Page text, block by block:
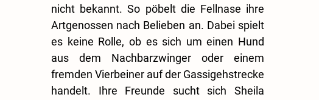
nicht bekannt. So pöbelt die Fellnase ihre
Artgenossen nach Belieben an. Dabei spielt
es keine Rolle, ob es sich um einen Hund
aus dem Nachbarzwinger oder einem
fremden Vierbeiner auf der Gassigehstrecke
handelt. Ihre Freunde sucht sich Sheila